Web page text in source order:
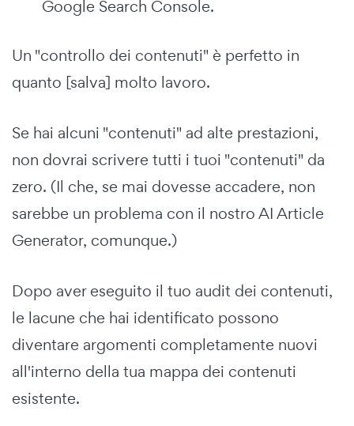
Google Search Console.
Un "controllo dei contenuti" è perfetto in
quanto [salva] molto lavoro.
Se hai alcuni "contenuti" ad alte prestazioni,
non dovrai scrivere tutti i tuoi "contenuti" da
zero. (Il che, se mai dovesse accadere, non
sarebbe un problema con il nostro AI Article
Generator, comunque.)
Dopo aver eseguito il tuo audit dei contenuti,
le lacune che hai identificato possono
diventare argomenti completamente nuovi
all'interno della tua mappa dei contenuti
esistente.